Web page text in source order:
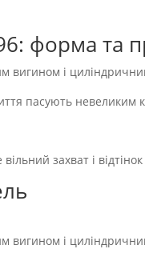
форма та
вигином і
пасують
захват і відтінок
вигином і